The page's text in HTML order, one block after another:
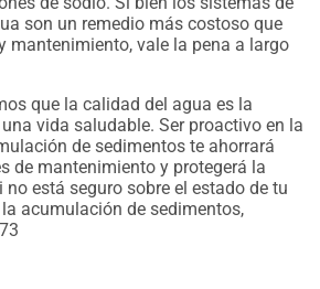
son un remedio más costoso que
mantenimiento, vale la pena a largo
que la calidad del agua es la
vida saludable. Ser proactivo en la
de sedimentos te ahorrará
de mantenimiento y protegerá la
está seguro sobre el estado de tu
acumulación de sedimentos,